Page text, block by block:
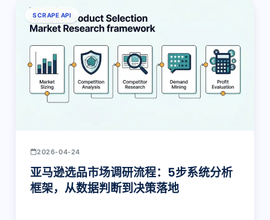
SCRAPE API
2026-04-24
亚马逊选品市场调研流程：5步系统分析
框架，从数据判断到决策落地